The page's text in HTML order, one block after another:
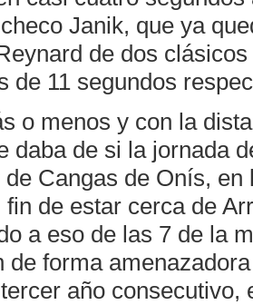
Janik, que ya
de dos
de 11 segundos
o menos y con la
daba de si la jornada
Cangas de Onís,
fin de estar cerca de
a eso de las 7 de la
de forma
año consecutivo,